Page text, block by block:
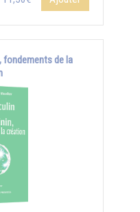
fondements de la